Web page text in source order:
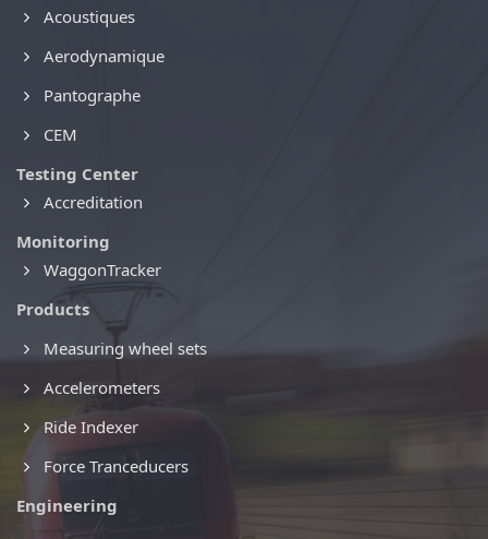
Acoustiques
Aerodynamique
Pantographe
CEM
Testing Center
Accreditation
Monitoring
WaggonTracker
Products
Measuring wheel sets
Accelerometers
Ride Indexer
Force Tranceducers
Engineering